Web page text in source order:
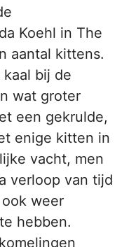
Koehl in The
aantal kittens.
bij de
wat groter
een gekrulde,
enige kitten in
vacht, men
verloop van tijd
weer
hebben.